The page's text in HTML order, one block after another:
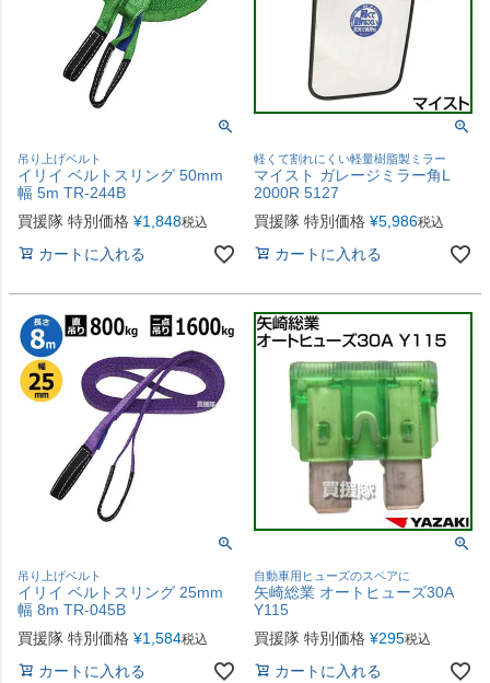
吊り上げベルト
イリイ ベルトスリング 50mm
幅 5m TR-244B
買援隊 特別価格 ¥1,848税込
カートに入れる
軽くて割れにくい軽量樹脂製ミラー
マイスト ガレージミラー角L
2000R 5127
買援隊 特別価格 ¥5,986税込
カートに入れる
吊り上げベルト
イリイ ベルトスリング 25mm
幅 8m TR-045B
買援隊 特別価格 ¥1,584税込
カートに入れる
自動車用ヒューズのスペアに
矢崎総業 オートヒューズ30A
Y115
買援隊 特別価格 ¥295税込
カートに入れる